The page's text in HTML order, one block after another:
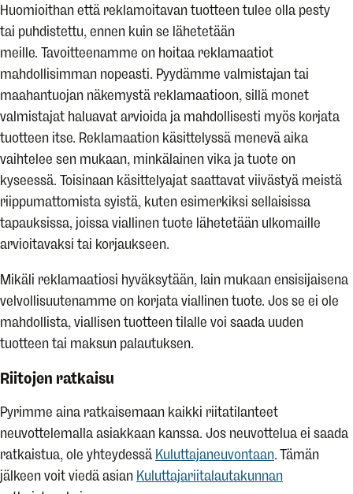
Huomioithan että reklamoitavan tuotteen tulee olla pesty
tai puhdistettu, ennen kuin se lähetetään
meille. Tavoitteenamme on hoitaa reklamaatiot
mahdollisimman nopeasti. Pyydämme valmistajan tai
maahantuojan näkemystä reklamaatioon, sillä monet
valmistajat haluavat arvioida ja mahdollisesti myös korjata
tuotteen itse. Reklamaation käsittelyssä menevä aika
vaihtelee sen mukaan, minkälainen vika ja tuote on
kyseessä. Toisinaan käsittelyajat saattavat viivästyä meistä
riippumattomista syistä, kuten esimerkiksi sellaisissa
tapauksissa, joissa viallinen tuote lähetetään ulkomaille
arvioitavaksi tai korjaukseen.
Mikäli reklamaatiosi hyväksytään, lain mukaan ensisijaisena
velvollisuutenamme on korjata viallinen tuote. Jos se ei ole
mahdollista, viallisen tuotteen tilalle voi saada uuden
tuotteen tai maksun palautuksen.
Riitojen ratkaisu
Pyrimme aina ratkaisemaan kaikki riitatilanteet
neuvottelemalla asiakkaan kanssa. Jos neuvottelua ei saada
ratkaistua, ole yhteydessä Kuluttajaneuvontaan. Tämän
jälkeen voit viedä asian Kuluttajariitalautakunnan